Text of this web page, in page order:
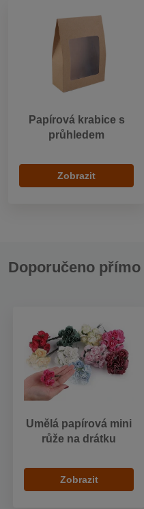
Papírová krabice s
průhledem
Zobrazit
Doporučeno
Umělá papírová mini
růže na drátku
Zobrazit